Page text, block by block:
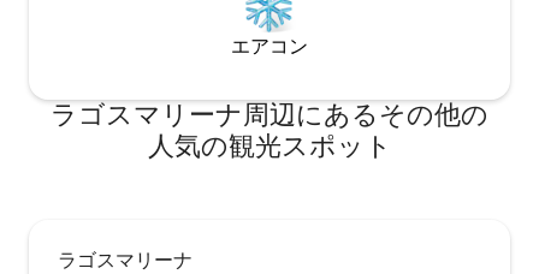
エアコン
ラゴスマリーナ⁠周⁠辺⁠に⁠あ⁠るそ⁠の⁠他⁠の
人⁠気⁠の観⁠光⁠ス⁠ポ⁠ッ⁠ト
ラゴスマリーナ